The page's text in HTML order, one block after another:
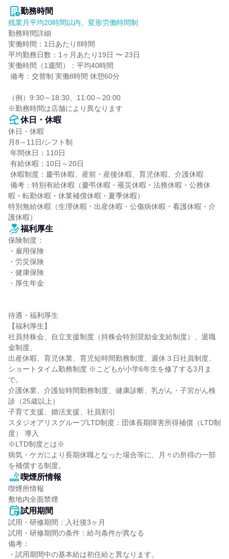
勤務時間
残業月平均20時間以内、変形労働時間制
勤務時間詳細
実働時間：1日あたり8時間
平均勤務日数：1ヶ月あたり19日 〜 23日
実働時間（1週間）：平均40時間
（例）9:30～18:30、11:00～20:00
※勤務時間は店舗により異なります
休日・休暇
休日・休暇
月8～11日/シフト制
暇・転勤休暇・休業補償休暇・夏季休暇）
特別無給休暇（生理休暇・出産休暇・公傷病休暇・看護休暇・介
護休暇）
福利厚生
保険制度：
・雇用保険
・労災保険
・健康保険
・厚生年金
待遇・福利厚生
【福利厚生】
社員持株会、自立支援制度（持株会特別奨励金支給制度）、退職
金制度、
出産休暇、育児休業、育児短時間勤務制度、週休３日社員制度、
ショートタイム勤務制度 ※こどもが小学6年生を修了する3月ま
で。
介護休業、介護短時間勤務制度、健康診断、乳がん・子宮がん検
診（25歳以上）
子育て支援、婚活支援、社員割引
スタジオアリスグループLTD制度：団体長期障害所得補償（LTD制
度） 導入
※LTD制度とは※
病気・ケガにより長期休職となった場合等に、月々の所得の一部
を補償する制度。
喫煙所情報
喫煙所情報
敷地内全面禁煙
試用期間
試用・研修期間：入社後3ヶ月
試用・研修期間の条件：給与条件が異なる
備考：
・試用期間中の基本給は初任給と異なります。